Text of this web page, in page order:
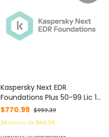
Kaspersky Next EDR
Foundations Plus 50-99 Lic 1
Año C/U KL4065ZAQF8 -
$770.99 $959.39
24meses de$46.59